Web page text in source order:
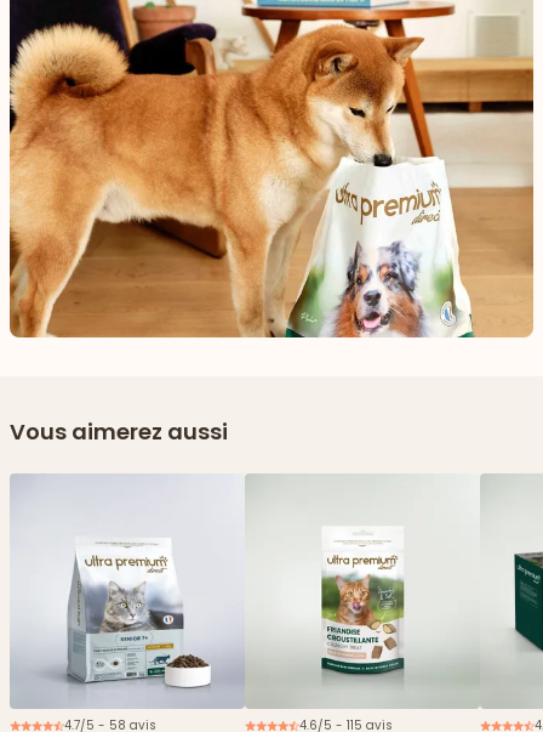
Vous aimerez aussi
4.7/5 - 58 avis 4.6/5 - 115 avis